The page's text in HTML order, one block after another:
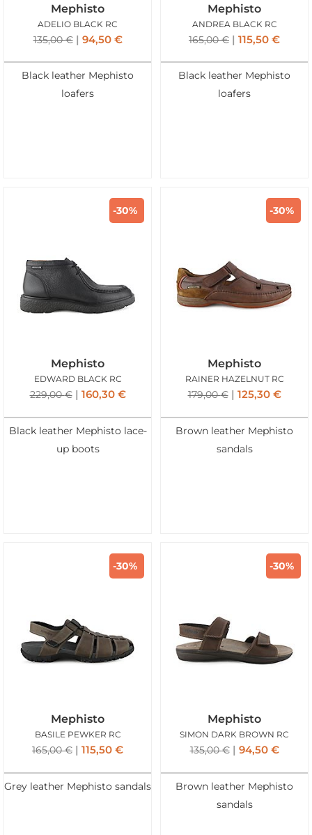
Mephisto
ADELIO BLACK RC
135,00€ 94,50 €
Black leather Mephisto
loafers
Mephisto
ANDREA BLACK RC
165,00€ 115,50 €
Black leather Mephisto
loafers
-30%
Mephisto
EDWARD BLACK RC
229,00€ 160,30 €
Black leather Mephisto lace-
up boots
-30%
Mephisto
RAINER HAZELNUT RC
179,00€ 125,30 €
Brown leather Mephisto
sandals
-30%
Mephisto
BASILE PEWKER RC
165,00€ 115,50 €
Grey leather Mephisto sandals
-30%
Mephisto
SIMON DARK BROWN RC
135,00€ 94,50 €
Brown leather Mephisto
sandals